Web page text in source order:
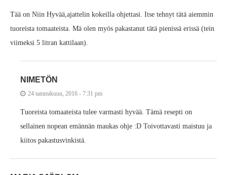
Tää on Niin Hyvää,ajattelin kokeilla ohjettasi. Itse tehnyt tätä aiemmin
tuoreista tomaateista. Mä olen myös pakastanut tätä pienissä erissä (tein
viimeksi 5 litran kattilaan).
NIMETÖN
24 tammikuun, 2016 - 7:31 pm
Tuoreista tomaateista tulee varmasti hyvää. Tämä resepti on
sellainen nopean emännän maukas ohje :D Toivottavasti maistuu ja
kiitos pakastusvinkistä.